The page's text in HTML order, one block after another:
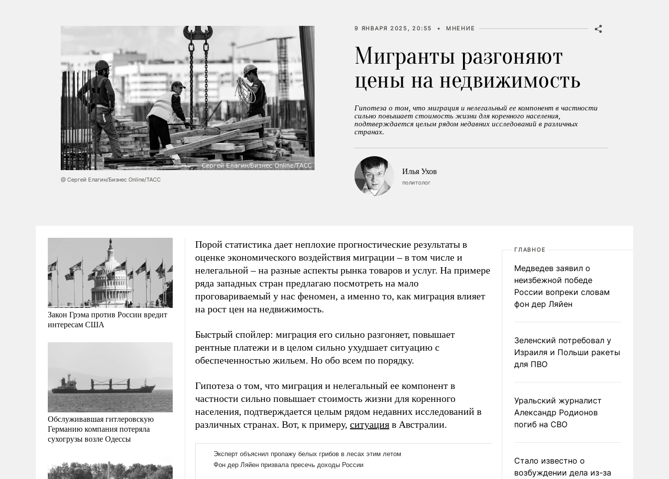
@ Сергей Елагин/Бизнес Online/ТАСС
9 ЯНВАРЯ 2025, 20:55 • МНЕНИЕ
Мигранты разгоняют
цены на недвижимость
Гипотеза о том, что миграция и нелегальный ее компонент в частности
сильно повышает стоимость жизни для коренного населения,
подтверждается целым рядом недавних исследований в различных
странах.
Илья Ухов
политолог
Закон Грэма против России вредит
интересам США
Обслуживавшая гитлеровскую
Германию компания потеряла
сухогрузы возле Одессы
Порой статистика дает неплохие прогностические результаты в
оценке экономического воздействия миграции – в том числе и
нелегальной – на разные аспекты рынка товаров и услуг. На примере
ряда западных стран предлагаю посмотреть на мало
проговариваемый у нас феномен, а именно то, как миграция влияет
на рост цен на недвижимость.
Быстрый спойлер: миграция его сильно разгоняет, повышает
рентные платежи и в целом сильно ухудшает ситуацию с
обеспеченностью жильем. Но обо всем по порядку.
Гипотеза о том, что миграция и нелегальный ее компонент в
частности сильно повышает стоимость жизни для коренного
населения, подтверждается целым рядом недавних исследований в
различных странах. Вот, к примеру, ситуация в Австралии.
ГЛАВНОЕ
Медведев заявил о
неизбежной победе
России вопреки словам
фон дер Ляйен
Зеленский потребовал у
Израиля и Польши ракеты
для ПВО
Уральский журналист
Александр Родионов
погиб на СВО
Стало известно о
возбуждении дела из-за